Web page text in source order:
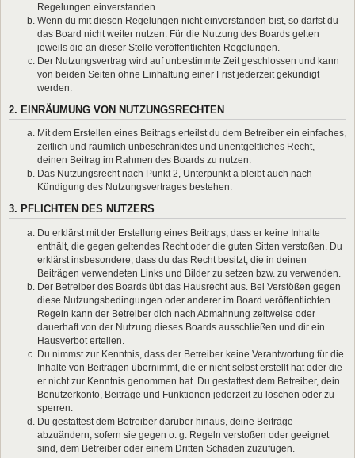
Regelungen einverstanden.
Wenn du mit diesen Regelungen nicht einverstanden bist, so darfst du
das Board nicht weiter nutzen. Für die Nutzung des Boards gelten
jeweils die an dieser Stelle veröffentlichten Regelungen.
Der Nutzungsvertrag wird auf unbestimmte Zeit geschlossen und kann
von beiden Seiten ohne Einhaltung einer Frist jederzeit gekündigt
werden.
2. EINRÄUMUNG VON NUTZUNGSRECHTEN
Mit dem Erstellen eines Beitrags erteilst du dem Betreiber ein einfaches,
zeitlich und räumlich unbeschränktes und unentgeltliches Recht,
deinen Beitrag im Rahmen des Boards zu nutzen.
Das Nutzungsrecht nach Punkt 2, Unterpunkt a bleibt auch nach
Kündigung des Nutzungsvertrages bestehen.
3. PFLICHTEN DES NUTZERS
Du erklärst mit der Erstellung eines Beitrags, dass er keine Inhalte
enthält, die gegen geltendes Recht oder die guten Sitten verstoßen. Du
erklärst insbesondere, dass du das Recht besitzt, die in deinen
Beiträgen verwendeten Links und Bilder zu setzen bzw. zu verwenden.
Der Betreiber des Boards übt das Hausrecht aus. Bei Verstößen gegen
diese Nutzungsbedingungen oder anderer im Board veröffentlichten
Regeln kann der Betreiber dich nach Abmahnung zeitweise oder
dauerhaft von der Nutzung dieses Boards ausschließen und dir ein
Hausverbot erteilen.
Du nimmst zur Kenntnis, dass der Betreiber keine Verantwortung für die
Inhalte von Beiträgen übernimmt, die er nicht selbst erstellt hat oder die
er nicht zur Kenntnis genommen hat. Du gestattest dem Betreiber, dein
Benutzerkonto, Beiträge und Funktionen jederzeit zu löschen oder zu
sperren.
Du gestattest dem Betreiber darüber hinaus, deine Beiträge
abzuändern, sofern sie gegen o. g. Regeln verstoßen oder geeignet
sind, dem Betreiber oder einem Dritten Schaden zuzufügen.